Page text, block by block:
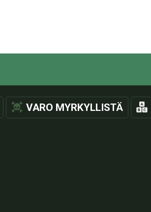
VARO MYRKYLLISTÄ